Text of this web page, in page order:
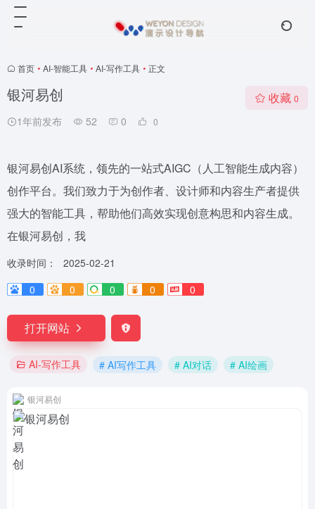
首页 • AI-智能工具 • AI-写作工具 • 正文
银河易创
1年前发布 52 0 0
收藏 0
银河易创AI系统，领先的一站式AIGC（人工智能生成内容）
创作平台。我们致力于为创作者、设计师和内容生产者提供
强大的智能工具，帮助他们高效实现创意构思和内容生成。
在银河易创，我
收录时间：
2025-02-21
0
0 0 0 0
打开网站
AI-写作工具 # AI写作工具 # AI对话 # AI绘画
银河易创